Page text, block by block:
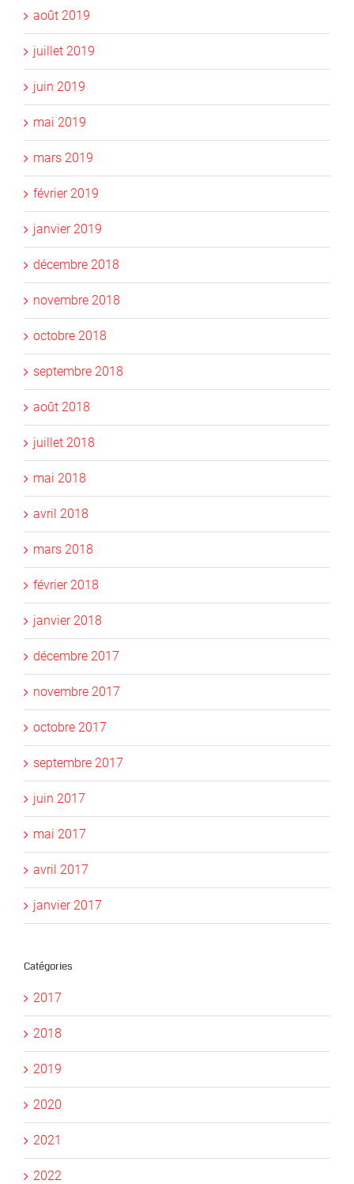
août 2019
juillet 2019
juin 2019
mai 2019
mars 2019
février 2019
janvier 2019
décembre 2018
novembre 2018
octobre 2018
septembre 2018
août 2018
juillet 2018
mai 2018
avril 2018
mars 2018
février 2018
janvier 2018
décembre 2017
novembre 2017
octobre 2017
septembre 2017
juin 2017
mai 2017
avril 2017
janvier 2017
Catégories
2017
2018
2019
2020
2021
2022